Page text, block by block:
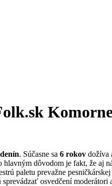
. Súčasne sa 6 rokov dožíva
dôvodom je fakt, že aj
paletu prevažne
osvedčení moderátori